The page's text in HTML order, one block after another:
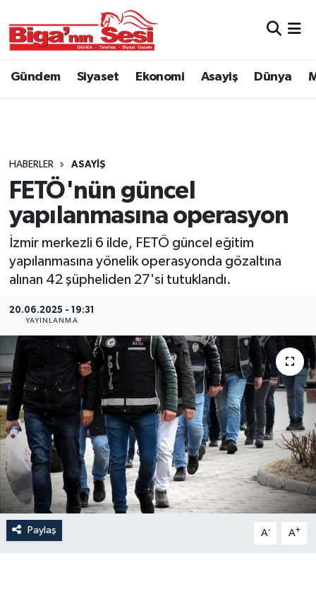
Gündem Siyaset Ekonomi Asayiş Dünya
HABERLER ASAYIŞ
FETÖ'nün güncel
yapılanmasına operasyon
İzmir merkezli 6 ilde, FETÖ güncel eğitim
yapılanmasına yönelik operasyonda gözaltına
alınan 42 şüpheliden 27'si tutuklandı.
20.06.2025 - 19:31
YAYINLANMA
Paylaş A- A+
Asayiş
Belediye
Dünya
Ekonomi
Genel
Gündem
Hava Durumu
İlan
Kültür Sanat
Magazin
Otomobil
Çanakkale Hava Durumu
Tüm Manşetler
Son Dakika Haberleri